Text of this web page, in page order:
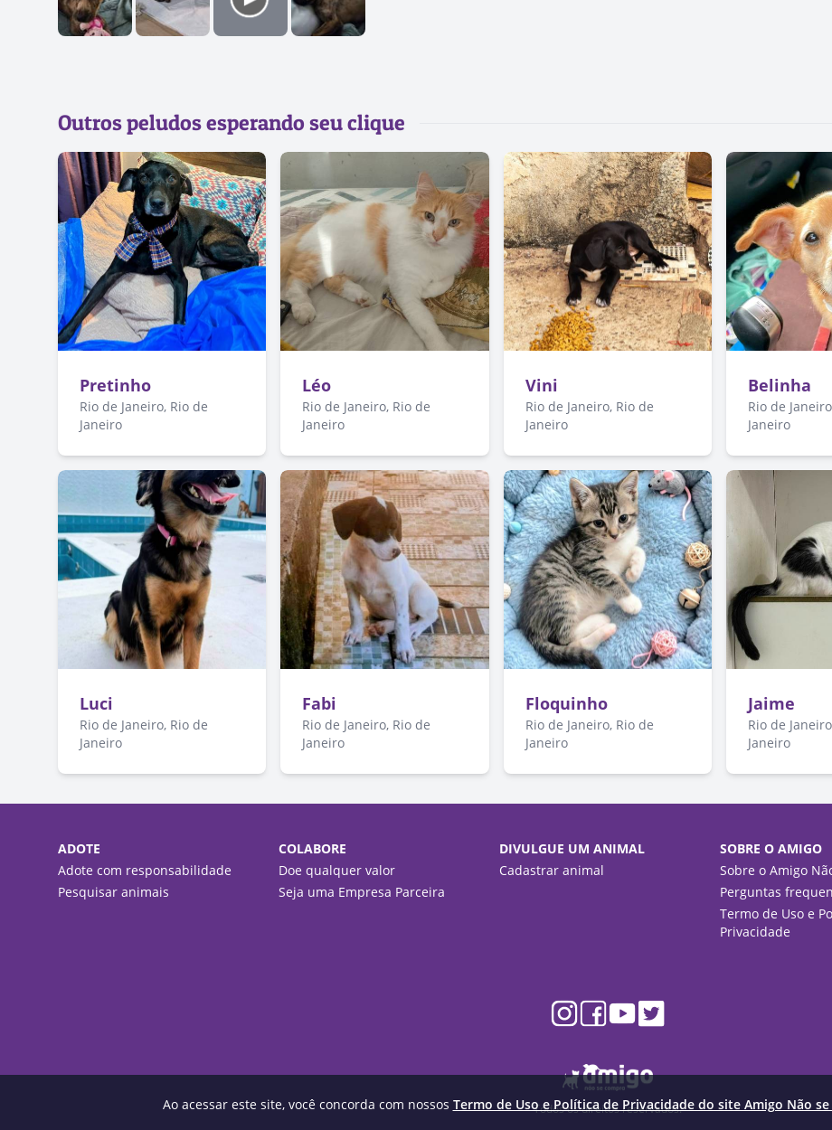
Outros peludos esperando seu clique
Pretinho
Rio de Janeiro, Rio de
Janeiro
Léo
Rio de Janeiro, Rio de
Janeiro
Vini
Rio de Janeiro, Rio de
Janeiro
Belinha
Rio de
Janeiro
Luci
Rio de Janeiro, Rio de
Janeiro
Fabi
Rio de Janeiro, Rio de
Janeiro
Floquinho
Rio de Janeiro, Rio de
Janeiro
Jaime
Rio de
Janeiro
Ao acessar este site, você concorda com nossos Termo de Uso e Política de Privacidade do site Amigo Não
ADOTE
Adote com responsabilidade
Pesquisar animais
COLABORE
Doe qualquer valor
Seja uma Empresa Parceira
DIVULGUE UM ANIMAL
Cadastrar animal
SOBRE O AMIGO
Sobre o Amigo
Perguntas
Termo de Uso e
Privacidade
Todos os direitos reservados.